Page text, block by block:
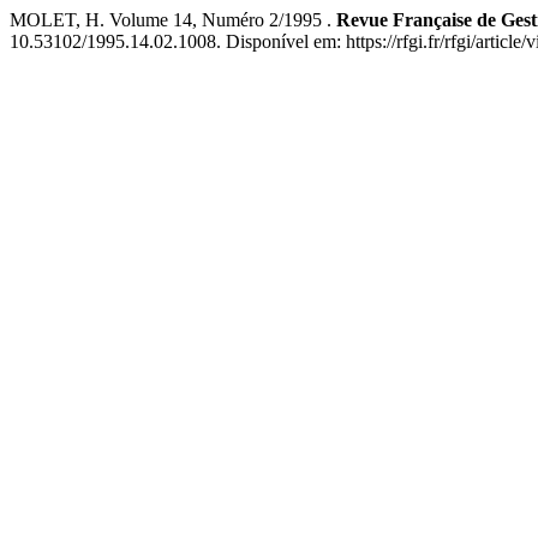
MOLET, H. Volume 14, Numéro 2/1995 . Revue Française de
10.53102/1995.14.02.1008. Disponível em: https://rfgi.fr/rfgi/article/